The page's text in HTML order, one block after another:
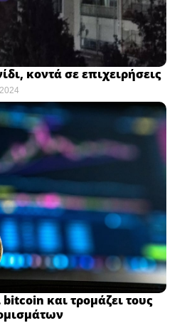
κοντά σε επιχειρήσεις
και τρομάζει τους